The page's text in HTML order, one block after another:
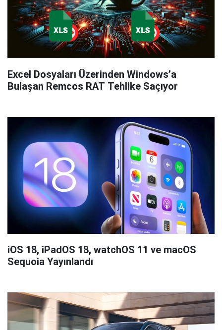
Excel Dosyaları Üzerinden Windows’a
Bulaşan Remcos RAT Tehlike Saçıyor
iOS 18, iPadOS 18, watchOS 11 ve macOS
Sequoia Yayınlandı